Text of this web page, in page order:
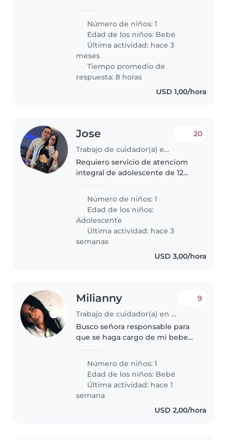
bastante así que no tendrán
problemas por ahora por ser
inquieta 🤗 También necesito
ayuda..
Número de niños: 1
Edad de los niños: Bebé
Última actividad: hace 3
meses
Tiempo promedio de
respuesta: 8 horas
USD 1,00/hora
Jose
Trabajo de cuidador(a) en San Diego (Estado Carabobo)
20
Requiero servicio de atenciom
integral de adolescente de 12
muy inquieto y le gusta atencion
constante, le gusta la música, ver
videos musicales, come..
Número de niños: 1
Edad de los niños:
Adolescente
Última actividad: hace 3
semanas
USD 3,00/hora
Milianny
Trabajo de cuidador(a) en Barquisimeto
9
Busco señora responsable para
que se haga cargo de mi bebe
necesito trabajar de nuevo. Y los
pagos que sean 15 y último,
desde la mañana hasta las..
Número de niños: 1
Edad de los niños: Bebé
Última actividad: hace 1
semana
USD 2,00/hora